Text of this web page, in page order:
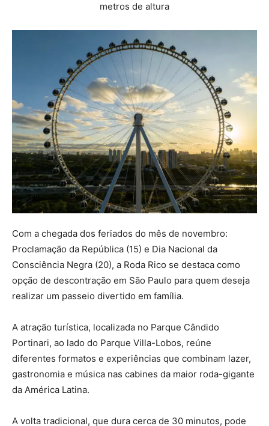
metros de altura
Com a chegada dos feriados do mês de novembro:
Proclamação da República (15) e Dia Nacional da
Consciência Negra (20), a Roda Rico se destaca como
opção de descontração em São Paulo para quem deseja
realizar um passeio divertido em família.
A atração turística, localizada no Parque Cândido
Portinari, ao lado do Parque Villa-Lobos, reúne
diferentes formatos e experiências que combinam lazer,
gastronomia e música nas cabines da maior roda-gigante
da América Latina.
A volta tradicional, que dura cerca de 30 minutos, pode